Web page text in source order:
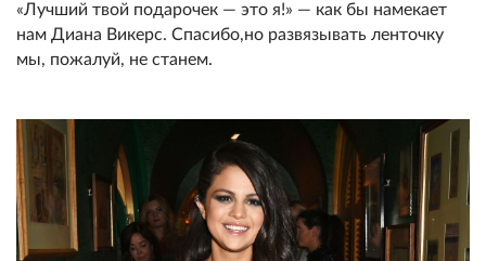
«Лучший твой подарочек — это я!» — как бы намекает
нам Диана Викерс. Спасибо,но развязывать ленточку
мы, пожалуй, не станем.